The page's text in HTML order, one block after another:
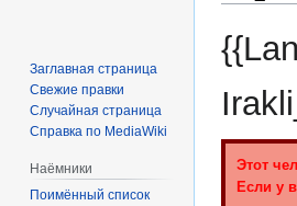
Перейти
к
Перейти
к
Этот
Если у
Заглавная страница
Свежие правки
Случайная страница
Справка по MediaWiki
Наёмники
Поимённый список